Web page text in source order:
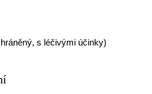
s léčivými účinky)